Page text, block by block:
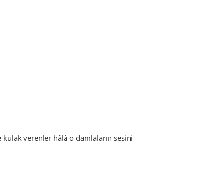
verenler hâlâ o damlaların sesini